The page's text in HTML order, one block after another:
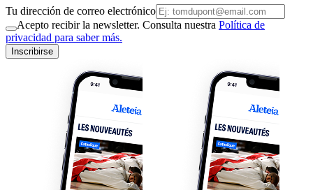
Tu dirección de correo electrónico
Acepto recibir la newsletter. Consulta nuestra Política de
privacidad para saber más.
Inscribirse